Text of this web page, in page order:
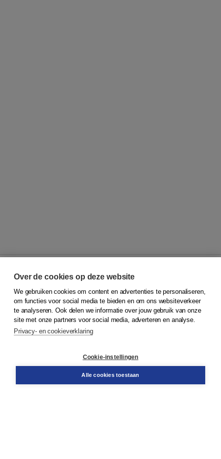
© 2026Koninklijke Boom uitgevers
Klantenservice
Service & informatie
Contact
Over de cookies op deze website
We gebruiken cookies om content en advertenties te personaliseren,
om functies voor social media te bieden en om ons websiteverkeer
te analyseren. Ook delen we informatie over jouw gebruik van onze
site met onze partners voor social media, adverteren en analyse.
Privacy- en cookieverklaring
Cookie-instellingen
Alle cookies toestaan